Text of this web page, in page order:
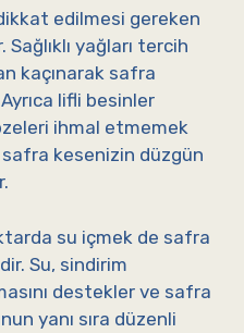
edilmesi gereken
yağları tercih
kaçınarak safra
lifli besinler
ihmal etmemek
kesenizin düzgün
su içmek de safra
Su, sindirim
destekler ve safra
yanı sıra düzenli